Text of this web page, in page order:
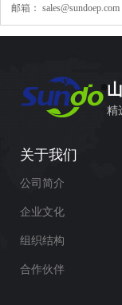
邮箱： sales@sundoep.com
精
关于我们
公司简介
企业文化
组织结构
合作伙伴